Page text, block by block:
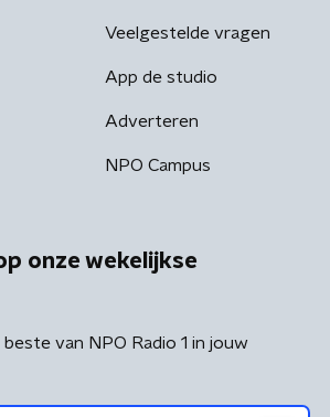
Veelgestelde vragen
App de studio
Adverteren
NPO Campus
onze wekelijkse
van NPO Radio 1 in jouw